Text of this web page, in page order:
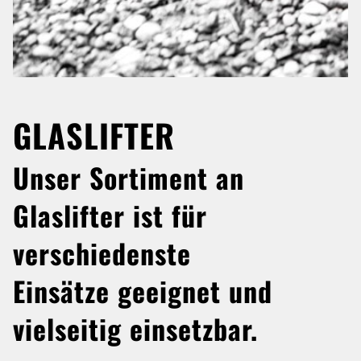
GLASLIFTER
Unser Sortiment an
Glaslifter ist für
verschiedenste
Einsätze geeignet und
vielseitig einsetzbar.